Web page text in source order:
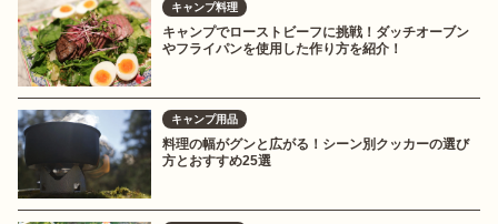
キャンプ料理
キャンプでローストビーフに挑戦！ダッチオーブン
やフライパンを使用した作り方を紹介！
キャンプ用品
料理の幅がグンと広がる！シーン別クッカーの選び
方とおすすめ25選